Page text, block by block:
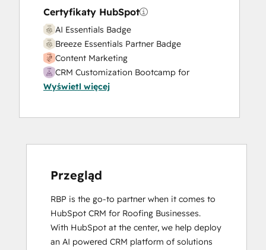
Website Design
Website Development
Website Migration
Certyfikaty HubSpot
AI Essentials Badge
Breeze Essentials Partner Badge
Content Marketing
CRM Customization Bootcamp for
Developers
Digital Marketing
HubSpot CMS for Developers II
HubSpot Marketing Hub Software
Certification
HubSpot Reporting
HubSpot Solutions Partner
HubSpot Trainer Certification
Inbound
Wyświetl więcej
Przegląd
RBP is the go-to partner when it comes to
HubSpot CRM for Roofing Businesses.
With HubSpot at the center, we help deploy
an AI powered CRM platform of solutions